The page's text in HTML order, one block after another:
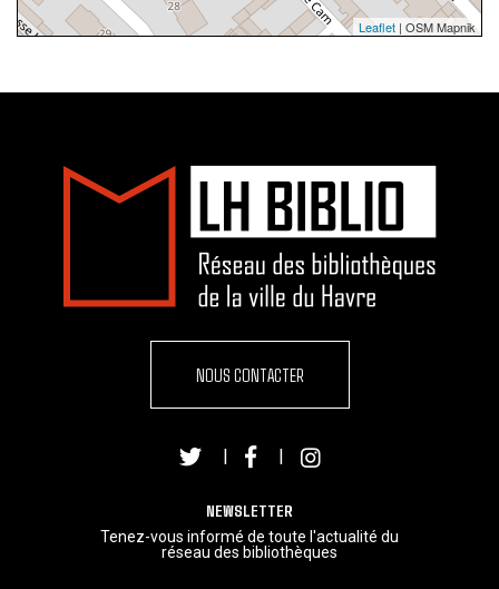
Leaflet | OSM Mapnik
NOUS CONTACTER
| |
NEWSLETTER
Tenez-vous informé de toute l'actualité du
réseau des bibliothèques